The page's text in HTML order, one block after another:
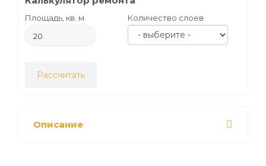
Площадь, кв. м Количество слоев
Рассчитать
Описание